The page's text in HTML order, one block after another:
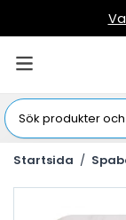
Startsida /